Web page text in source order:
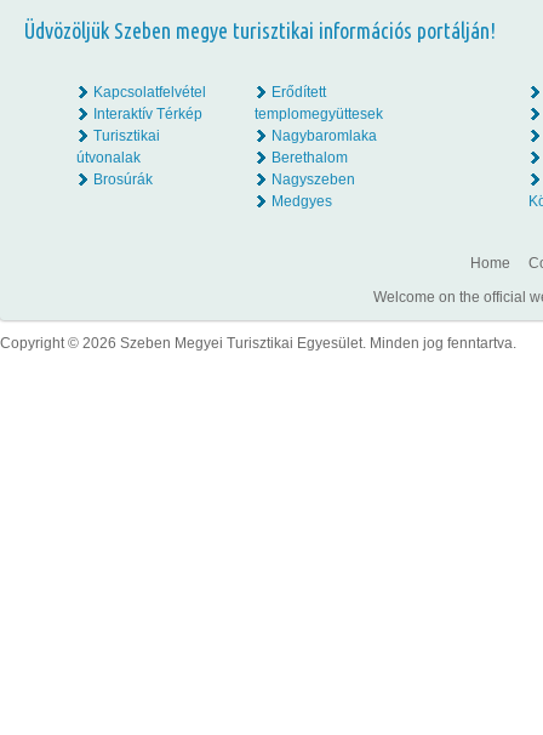
Üdvözöljük Szeben megye turisztikai információs portálján!
Kapcsolatfelvétel
Interaktív Térkép
Turisztikai
útvonalak
Brosúrák
Erődített
templomegyüttesek
Nagybaromlaka
Berethalom
Nagyszeben
Medgyes
Home
Welcome on the official
Copyright © 2026 Szeben Megyei Turisztikai Egyesület. Minden jog fenntartva.